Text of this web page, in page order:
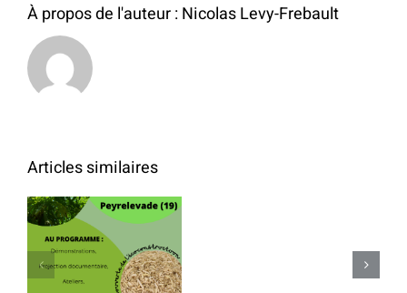
À propos de l'auteur :Nicolas Levy-Frebault
Articles similaires
Journées du
chanvre à